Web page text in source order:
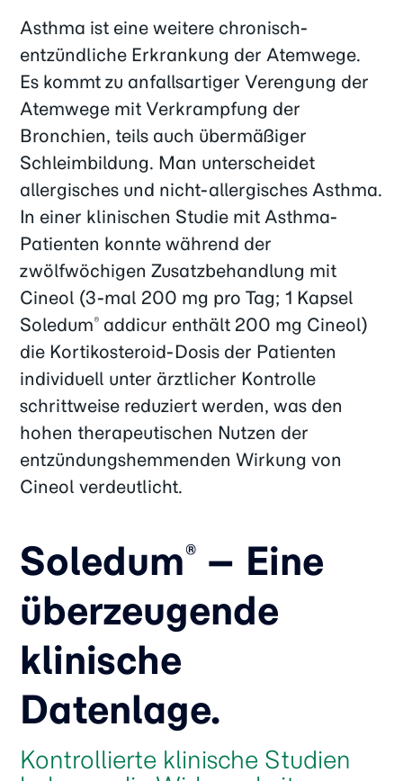
Asthma ist eine weitere chronisch-
entzündliche Erkrankung der Atemwege.
Es kommt zu anfallsartiger Verengung der
Atemwege mit Verkrampfung der
Bronchien, teils auch übermäßiger
Schleimbildung. Man unterscheidet
allergisches und nicht-allergisches Asthma.
In einer klinischen Studie mit Asthma-
Patienten konnte während der
zwölfwöchigen Zusatzbehandlung mit
Cineol (3-mal 200 mg pro Tag; 1 Kapsel
Soledum® addicur enthält 200 mg Cineol)
die Kortikosteroid-Dosis der Patienten
individuell unter ärztlicher Kontrolle
schrittweise reduziert werden, was den
hohen therapeutischen Nutzen der
entzündungshemmenden Wirkung von
Cineol verdeutlicht.
Soledum® – Eine
überzeugende
klinische
Datenlage.
Kontrollierte klinische Studien